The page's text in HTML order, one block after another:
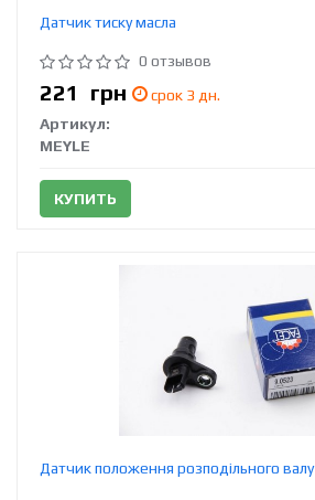
Датчик тиску масла
0 отзывов
221 грн
срок 3 дн.
Артикул:
MEYLE
КУПИТЬ
Датчик положення розподільного валу